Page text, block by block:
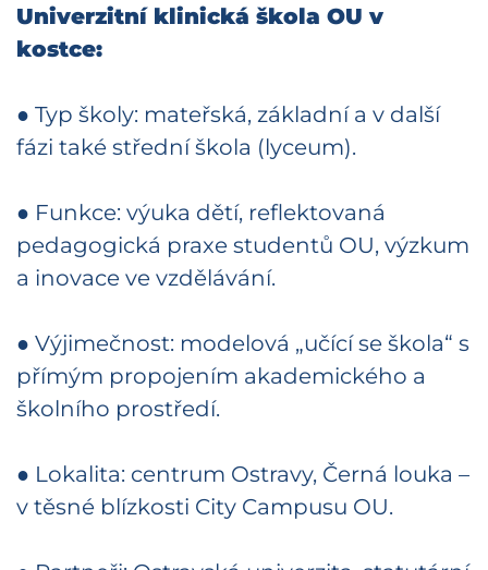
Univerzitní klinická škola OU v
kostce:
● Typ školy: mateřská, základní a v další
fázi také střední škola (lyceum).
● Funkce: výuka dětí, reflektovaná
pedagogická praxe studentů OU, výzkum
a inovace ve vzdělávání.
● Výjimečnost: modelová „učící se škola“ s
přímým propojením akademického a
školního prostředí.
● Lokalita: centrum Ostravy, Černá louka –
v těsné blízkosti City Campusu OU.